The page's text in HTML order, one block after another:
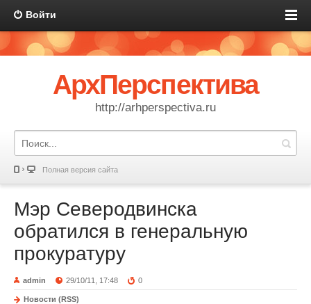
Войти
АрхПерспектива
http://arhperspectiva.ru
Полная версия сайта
Мэр Северодвинска
обратился в генеральную
прокуратуру
admin 29/10/11, 17:48 0
Новости (RSS)